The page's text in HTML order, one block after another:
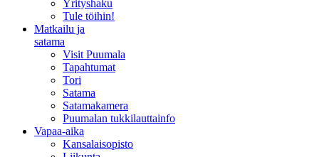
Yrityshaku
Tule töihin!
Matkailu ja
satama
Visit Puumala
Tapahtumat
Tori
Satama
Satamakamera
Puumalan tukkilauttainfo
Vapaa-aika
Kansalaisopisto